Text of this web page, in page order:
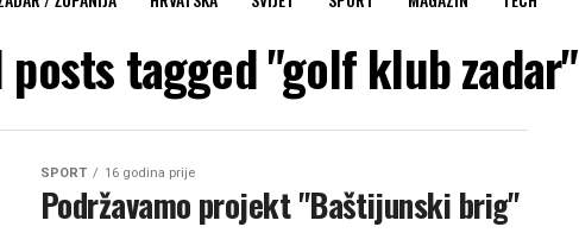
tagged "golf klub zadar"
SPORT 16 godina prije
Podržavamo projekt "Baštijunski brig"